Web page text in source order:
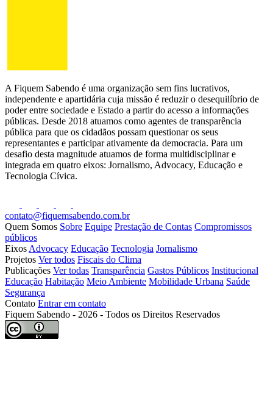
A Fiquem Sabendo é uma organização sem fins lucrativos,
independente e apartidária cuja missão é reduzir o desequilíbrio de
poder entre sociedade e Estado a partir do acesso a informações
públicas. Desde 2018 atuamos como agentes de transparência
pública para que os cidadãos possam questionar os seus
representantes e participar ativamente da democracia. Para um
desafio desta magnitude atuamos de forma multidisciplinar e
integrada em quatro eixos: Jornalismo, Advocacy, Educação e
Tecnologia Cívica.
contato@fiquemsabendo.com.br
Quem Somos Sobre Equipe Prestação de Contas Compromissos
públicos
Eixos Advocacy Educação Tecnologia Jornalismo
Projetos Ver todos Fiscais do Clima
Publicações Ver todas Transparência Gastos Públicos Institucional
Educação Habitação Meio Ambiente Mobilidade Urbana Saúde
Segurança
Contato Entrar em contato
Fiquem Sabendo - 2026 - Todos os Direitos Reservados